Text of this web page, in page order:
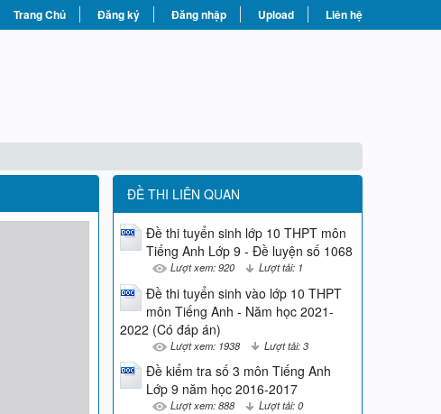
Trang Chủ Đăng ký Đăng nhập Upload Liên hệ
ĐỀ THI LIÊN QUAN
Đề thi tuyển sinh lớp 10 THPT môn
Tiếng Anh Lớp 9 - Đề luyện số 1068
Lượt xem: 920 Lượt tải: 1
Đề thi tuyển sinh vào lớp 10 THPT
môn Tiếng Anh - Năm học 2021-
2022 (Có đáp án)
Lượt xem: 1938 Lượt tải: 3
Đề kiểm tra số 3 môn Tiếng Anh
Lớp 9 năm học 2016-2017
Lượt xem: 888 Lượt tải: 0